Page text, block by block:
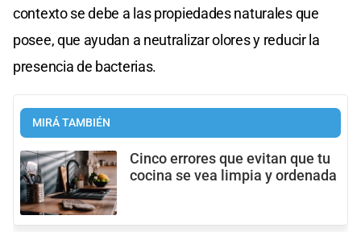
contexto se debe a las propiedades naturales que
posee, que ayudan a neutralizar olores y reducir la
presencia de bacterias.
MIRÁ TAMBIÉN
Cinco errores que evitan que tu
cocina se vea limpia y ordenada